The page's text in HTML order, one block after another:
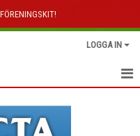
LOGGA IN